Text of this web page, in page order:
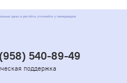
цены и расчёты уточняйте у менеджеров
540-89-49
поддержка